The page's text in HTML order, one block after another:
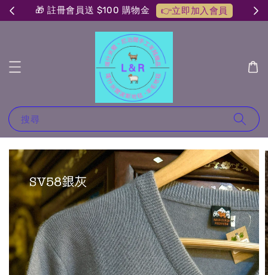
🎁 註冊會員送 $100 購物金 👉立即加入會員
搜尋